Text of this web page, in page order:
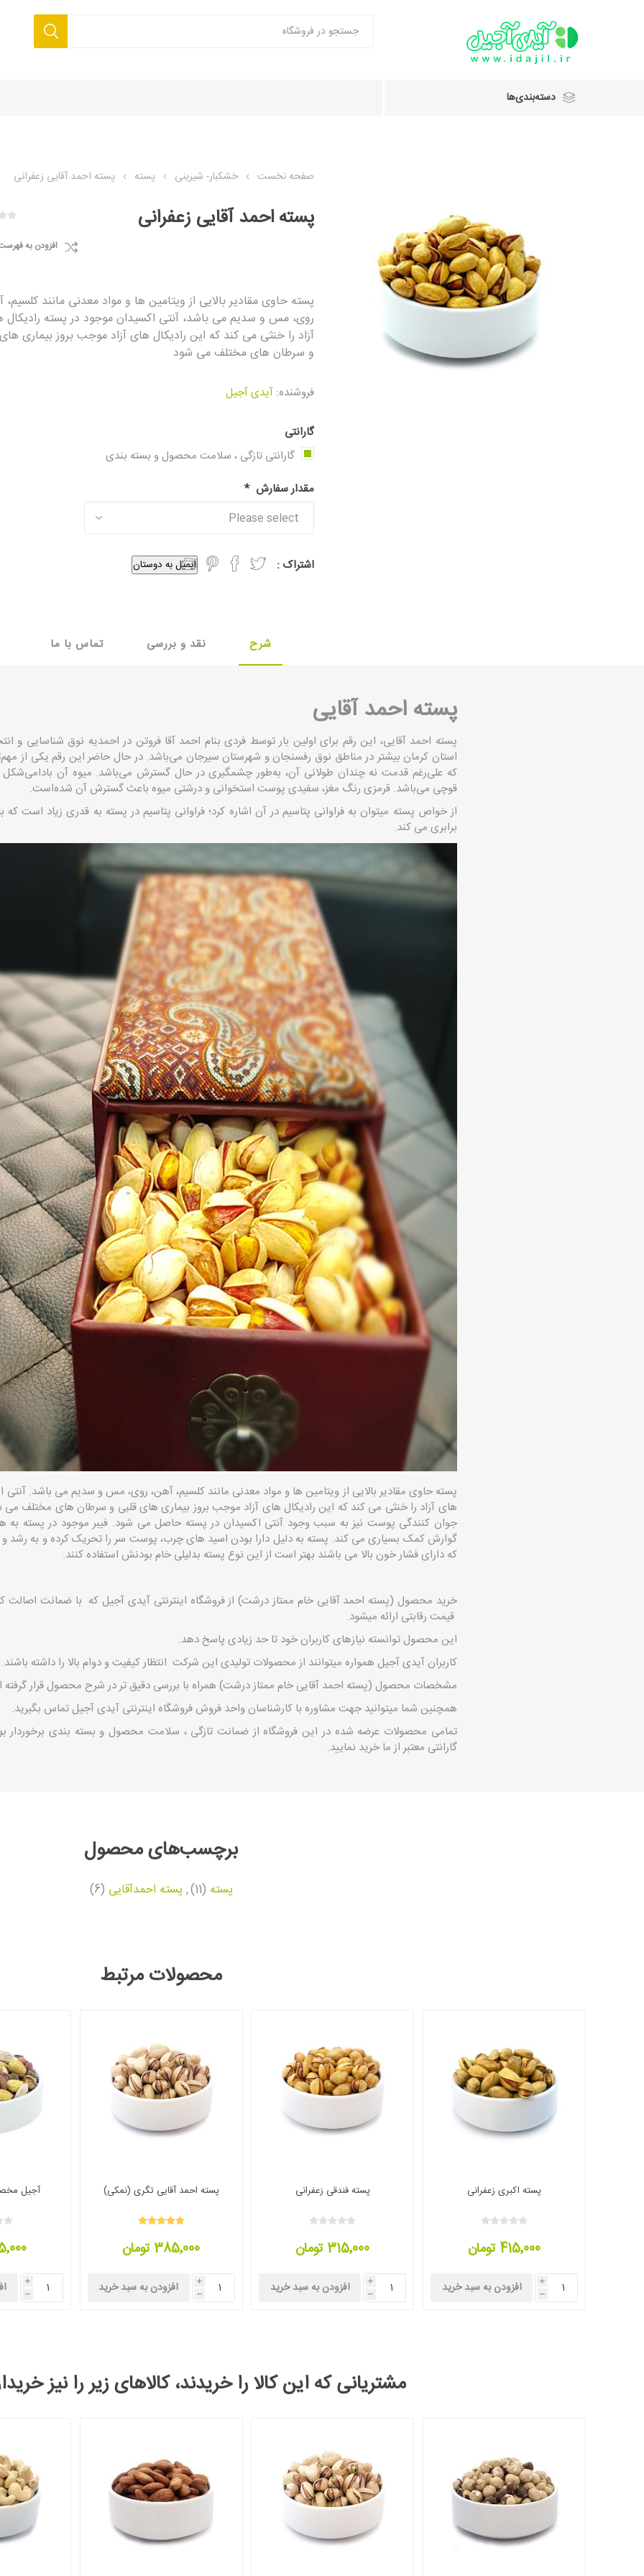
دسته‌بندی‌ها
صفحه نخست خشکبار- شیرینی پسته پسته احمد آقایی زعفرانی
پسته احمد آقایی زعفرانی
افزودن به
پسته حاوی مقادیر بالایی از ویتامین ها و مواد معدنی مانند کلسیم،
روی، مس و سدیم می باشد، آنتی اکسیدان موجود در پسته رادیکال
آزاد را خنثی می کند که این رادیکال های آزاد موجب بروز بیماری
و سرطان های مختلف می شود
فروشنده: آیدی آجیل
گارانتی
گارانتی تازگی ، سلامت محصول و بسته بندی
مقدار سفارش *
اشتراک : ایمیل به دوستان
شرح نقد و بررسی تماس با ما
پسته احمد آقایی
پسته احمد آقایی، این رقم برای اولین بار توسط فردی بنام احمد آقا فروتن در احمدیه نوق شناسایی و
استان کرمان بیشتر در مناطق نوق رفسنجان و شهرستان سیرجان می‌باشد. در حال حاضر این رقم یکی از
که علی‌رغم قدمت نه چندان طولانی آن، به‌طور چشمگیری در حال گسترش می‌باشد. میوه آن بادامی‌شکل
قوچی می‌باشد. قرمزی رنگ مغز، سفیدی پوست استخوانی و درشتی میوه باعث گسترش آن شده‌است.
از خواص پسته میتوان به فراوانی پتاسیم در آن اشاره کرد؛ فراوانی پتاسیم در پسته به قدری زیاد است که
برابری می کند.
پسته حاوی مقادیر بالایی از ویتامین ها و مواد معدنی مانند کلسیم، آهن، روی، مس و سدیم می باشد. آنتی
های آزاد را خنثی می کند که این رادیکال های آزاد موجب بروز بیماری های قلبی و سرطان های مختلف
جوان کنندگی پوست نیز به سبب وجود آنتی اکسیدان در پسته حاصل می شود. فیبر موجود در پسته به
گوارش کمک بسیاری می کند. پسته به دلیل دارا بودن اسید های چرب، پوست سر را تحریک کرده و به
که دارای فشار خون بالا می باشند بهتر است از این نوع پسته بدلیلی خام بودنش استفاده کنند.
خرید محصول (پسته احمد آقایی خام ممتاز درشت) از فروشگاه اینترنتی آیدی آجیل که با ضمانت اصالت
قیمت رقابتی ارائه میشود.
این محصول توانسته نیازهای کاربران خود تا حد زیادی پاسخ دهد.
کاربران آیدی آجیل همواره میتوانند از محصولات تولیدی این شرکت انتظار کیفیت و دوام بالا را داشته باشند.
مشخصات محصول (پسته احمد آقایی خام ممتاز درشت) همراه با بررسی دقیق تر در شرح محصول قرار
همچنین شما میتوانید جهت مشاوره با کارشناسان واحد فروش فروشگاه اینترنتی آیدی آجیل تماس بگیرید.
تمامی محصولات عرضه شده در این فروشگاه از ضمانت تازگی ، سلامت محصول و بسته بندی برخوردار
گارانتی معتبر از ما خرید نمایید.
برچسب‌های محصول
پسته (11)
, پسته احمدآقایی (6)
محصولات مرتبط
پسته اکبری زعفرانی
415٬000 تومان
i
h افزودن به سبد خرید
پسته فندقی زعفرانی
315٬000 تومان
i
h افزودن به سبد خرید
پسته احمد آقایی تگری (نمکی)
385٬000 تومان
i
h افزودن به سبد خرید
آجیل
i
h
مشتریانی که این کالا را خریدند، کالاهای زیر را نیز